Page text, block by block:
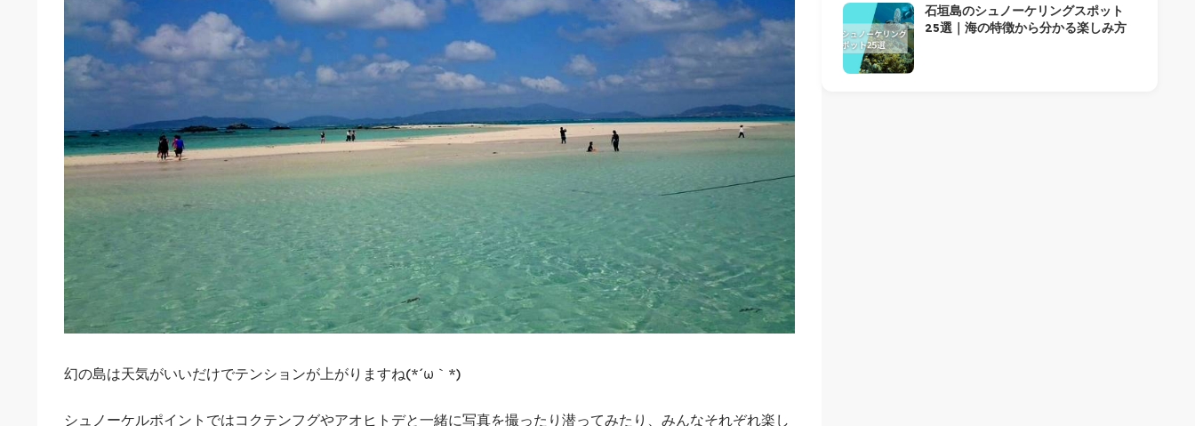
幻の島は天気がいいだけでテンションが上がりますね(*´ω｀*)
シュノーケルポイントではコクテンフグやアオヒトデと一緒に写真を撮ったり潜ってみたり、みんなそれぞれ楽し
石垣島のシュノーケリングスポット
25選｜海の特徴から分かる楽しみ方